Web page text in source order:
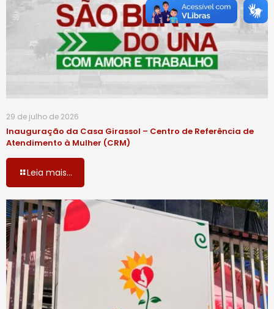
29 de julho de 2026
Inauguração da Casa Girassol – Centro de Referência de
Atendimento à Mulher (CRM)
Leia mais...